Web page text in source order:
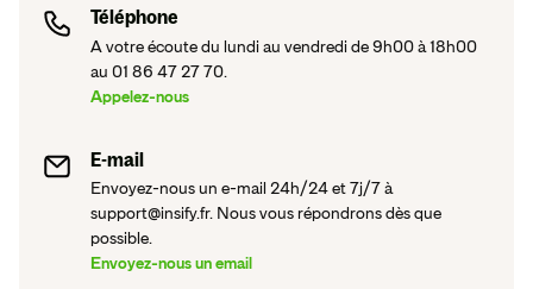
Téléphone
A votre écoute du lundi au vendredi de 9h00 à 18h00
au 01 86 47 27 70.
Appelez-nous
E-mail
Envoyez-nous un e-mail 24h/24 et 7j/7 à
support@insify.fr. Nous vous répondrons dès que
possible.
Envoyez-nous un email